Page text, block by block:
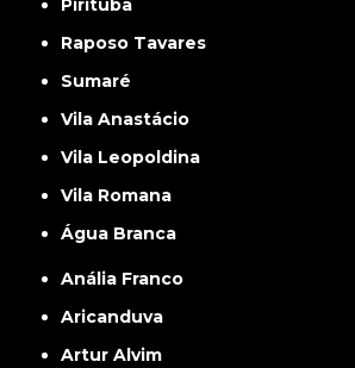
Pirituba
Raposo Tavares
Sumaré
Vila Anastácio
Vila Leopoldina
Vila Romana
Água Branca
Anália Franco
Aricanduva
Artur Alvim